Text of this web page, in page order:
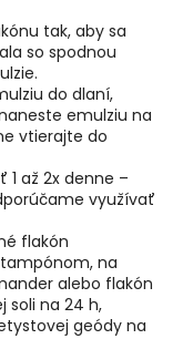
tak, aby sa
so spodnou
do dlaní,
emulziu na
vtierajte do
až 2x denne –
využívať
flakón
na
alebo flakón
soli na 24 h,
geódy na